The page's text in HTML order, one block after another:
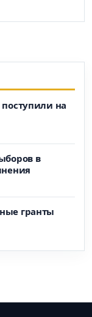
на
в
гранты